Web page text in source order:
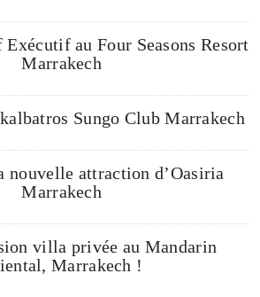
Exécutif au Four Seasons Resort
Marrakech
Sungo Club Marrakech
nouvelle attraction d’Oasiria
Marrakech
villa privée au Mandarin
Marrakech !